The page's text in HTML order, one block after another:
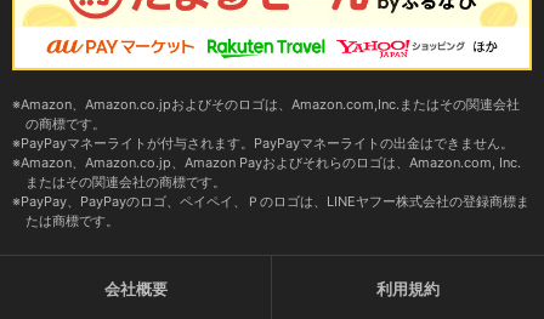
Amazon、Amazon.co.jpおよびそのロゴは、Amazon.com,Inc.またはその関連会社
の商標です。
PayPayマネーライトが付与されます。PayPayマネーライトの出金はできません。
Amazon、Amazon.co.jp、Amazon Payおよびそれらのロゴは、Amazon.com, Inc.
またはその関連会社の商標です。
PayPay、PayPayのロゴ、ペイペイ、Ｐのロゴは、LINEヤフー株式会社の登録商標ま
たは商標です。
会社概要 利用規約